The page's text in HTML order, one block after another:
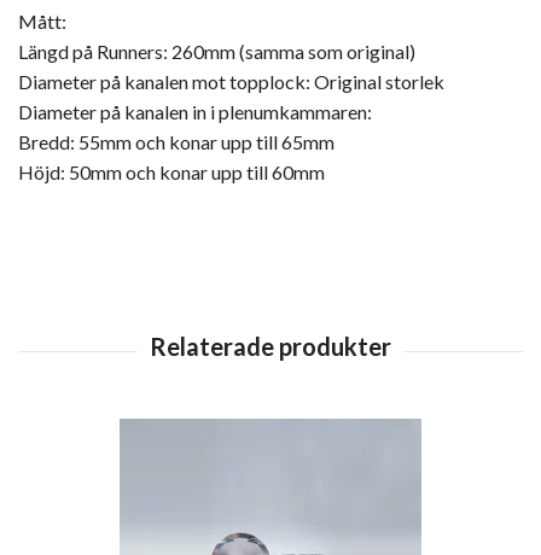
Mått:
Längd på Runners: 260mm (samma som original)
Diameter på kanalen mot topplock: Original storlek
Diameter på kanalen in i plenumkammaren:
Bredd: 55mm och konar upp till 65mm
Höjd: 50mm och konar upp till 60mm